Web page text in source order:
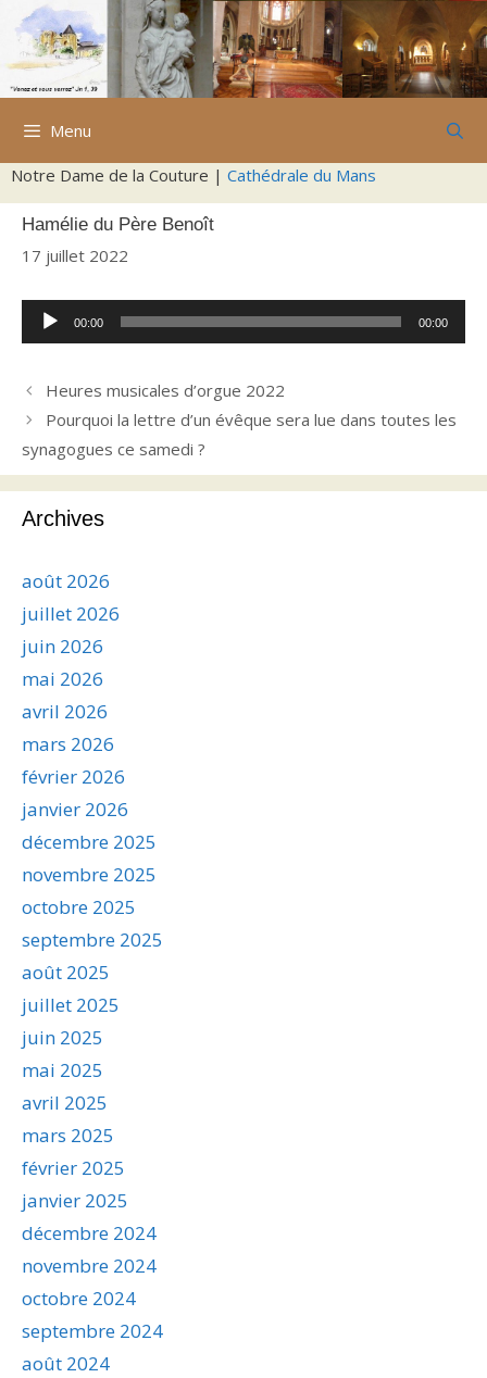
Aller
contenu
Menu
Notre Dame de la Couture | Cathédrale du Mans
Hamélie du Père Benoît
17 juillet 2022
Lecteur
audio
00:00 00:00
Heures musicales d’orgue 2022
Pourquoi la lettre d’un évêque sera lue dans toutes les
synagogues ce samedi ?
Archives
août 2026
juillet 2026
juin 2026
mai 2026
avril 2026
mars 2026
février 2026
janvier 2026
décembre 2025
novembre 2025
octobre 2025
septembre 2025
août 2025
juillet 2025
juin 2025
mai 2025
avril 2025
mars 2025
février 2025
janvier 2025
décembre 2024
novembre 2024
octobre 2024
septembre 2024
août 2024